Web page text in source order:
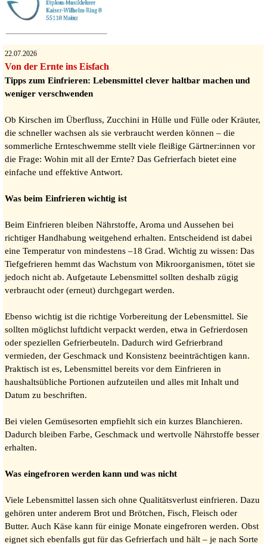
22.07.2026
Von der Ernte ins Eisfach
Tipps zum Einfrieren: Lebensmittel clever haltbar machen und
weniger verschwenden
Ob Kirschen im Überfluss, Zucchini in Hülle und Fülle oder Kräuter,
die schneller wachsen als sie verbraucht werden können – die
sommerliche Ernteschwemme stellt viele fleißige Gärtner:innen vor
die Frage: Wohin mit all der Ernte? Das Gefrierfach bietet eine
einfache und effektive Antwort.
Was beim Einfrieren wichtig ist
Beim Einfrieren bleiben Nährstoffe, Aroma und Aussehen bei
richtiger Handhabung weitgehend erhalten. Entscheidend ist dabei
eine Temperatur von mindestens –18 Grad. Wichtig zu wissen: Das
Tiefgefrieren hemmt das Wachstum von Mikroorganismen, tötet sie
jedoch nicht ab. Aufgetaute Lebensmittel sollten deshalb zügig
verbraucht oder (erneut) durchgegart werden.
Ebenso wichtig ist die richtige Vorbereitung der Lebensmittel. Sie
sollten möglichst luftdicht verpackt werden, etwa in Gefrierdosen
oder speziellen Gefrierbeuteln. Dadurch wird Gefrierbrand
vermieden, der Geschmack und Konsistenz beeinträchtigen kann.
Praktisch ist es, Lebensmittel bereits vor dem Einfrieren in
haushaltsübliche Portionen aufzuteilen und alles mit Inhalt und
Datum zu beschriften.
Bei vielen Gemüsesorten empfiehlt sich ein kurzes Blanchieren.
Dadurch bleiben Farbe, Geschmack und wertvolle Nährstoffe besser
erhalten.
Was eingefroren werden kann und was nicht
Viele Lebensmittel lassen sich ohne Qualitätsverlust einfrieren. Dazu
gehören unter anderem Brot und Brötchen, Fisch, Fleisch oder
Butter. Auch Käse kann für einige Monate eingefroren werden. Obst
eignet sich ebenfalls gut für das Gefrierfach und hält – je nach Sorte